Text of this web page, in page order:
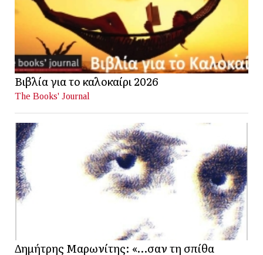
Βιβλία για το καλοκαίρι 2026
The Books' Journal
Δημήτρης Μαρωνίτης: «…σαν τη σπίθα